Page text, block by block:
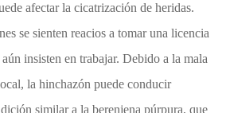
afectar la cicatrización de heridas.
se sienten reacios a tomar una licencia
insisten en trabajar. Debido a la mala
la hinchazón puede conducir
similar a la berenjena púrpura, que